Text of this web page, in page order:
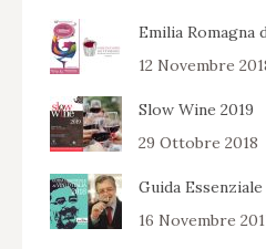
Emilia Romagna
12 Novembre
Slow Wine 2019
29 Ottobre 2018
Guida
16 Novembre